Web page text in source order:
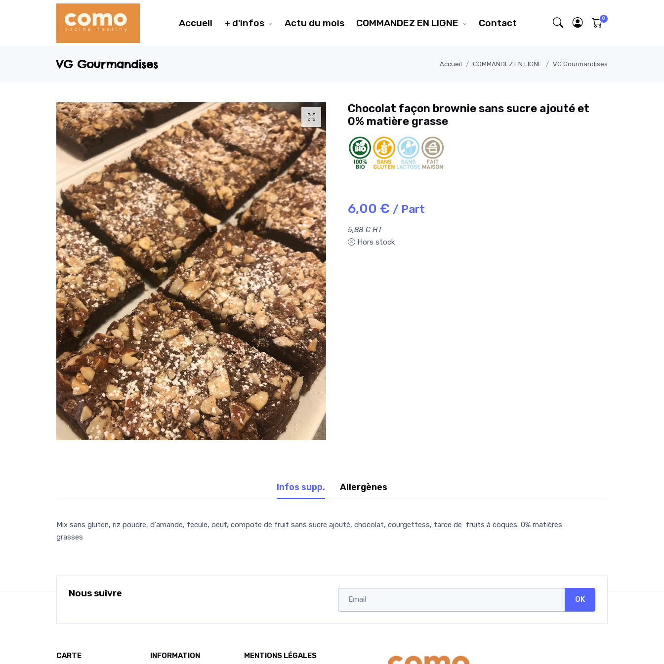
Accueil + d'infos Actu du mois COMMANDEZ EN LIGNE Contact
VG Gourmandises Accueil COMMANDEZ EN LIGNE VG Gourmandises
Chocolat façon brownie sans sucre ajouté et
0% matière grasse
6,00 € / Part
5,88 € HT
Hors stock
Infos supp. Allergènes
Mix sans gluten, riz poudre, d'amande, fecule, oeuf, compote de fruit sans sucre ajouté, chocolat, courgettess, tarce de fruits à coques. 0% matières
grasses
Nous suivre
OK
CARTE INFORMATION MENTIONS LÉGALES